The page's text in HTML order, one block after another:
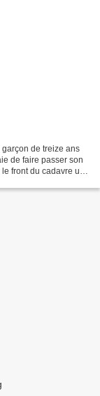
de treize ans
de faire passer son
front du cadavre un